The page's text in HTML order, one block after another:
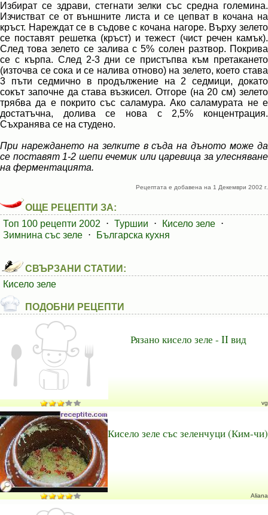
Избират се здрави, стегнати зелки със средна големина.
Изчистват се от външните листа и се цепват в кочана на
кръст. Нареждат се в съдове с кочана нагоре. Върху зелето
се поставят решетка (кръст) и тежест (чист речен камък).
След това зелето се залива с 5% солен разтвор. Покрива
се с кърпа. След 2-3 дни се пристъпва към претакането
(източва се сока и се налива отново) на зелето, което става
3 пъти седмично в продължение на 2 седмици, докато
сокът започне да става възкисел. Отгоре (на 20 см) зелето
трябва да е покрито със саламура. Ако саламурата не е
достатъчна, долива се нова с 2,5% концентрация.
Съхранява се на студено.
При нареждането на зелките в съда на дъното може да
се поставят 1-2 шепи ечемик или царевица за улесняване
на ферментацията.
Рецептата е добавена на 1 Декември 2002 г.
ОЩЕ РЕЦЕПТИ ЗА:
Топ 100 рецепти 2002
⋅ Туршии ⋅ Кисело зеле ⋅
Зимнина със зеле ⋅ Българска кухня
СВЪРЗАНИ СТАТИИ:
Кисело зеле
ПОДОБНИ РЕЦЕПТИ
Рязано кисело зеле - II вид
vg
Кисело зеле със зеленчуци (Ким-чи)
Aliana